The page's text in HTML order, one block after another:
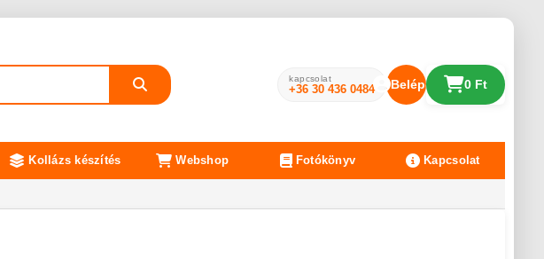
kapcsolat
+36 30 436 0484 Belépés 0 Ft
Kollázs készítés Webshop Fotókönyv Kapcsolat